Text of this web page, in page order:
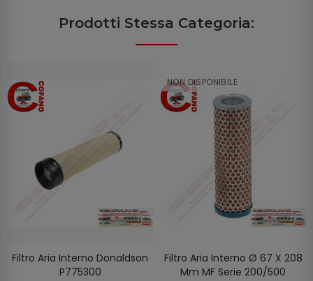
Prodotti Stessa Categoria:
AGGIUNGI AL CARRELLO
Filtro Aria Interno Donaldson
P775300
NON DISPONIBILE
SCOPRIRE
Filtro Aria Interno Ø 67 X 208
Mm MF Serie 200/500